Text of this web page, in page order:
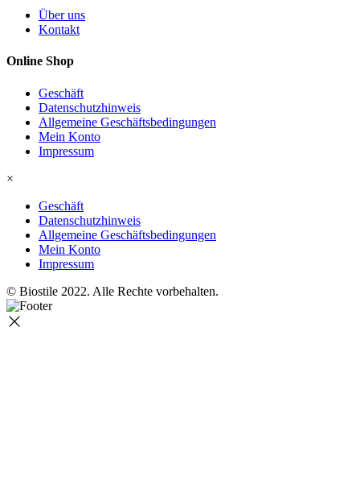
Über uns
Kontakt
Online Shop
Geschäft
Datenschutzhinweis
Allgemeine Geschäftsbedingungen
Mein Konto
Impressum
×
Geschäft
Datenschutzhinweis
Allgemeine Geschäftsbedingungen
Mein Konto
Impressum
© Biostile 2022. Alle Rechte vorbehalten.